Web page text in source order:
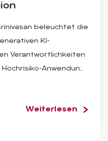
beleuchtet die
KI-
Verantwortlichkeiten
Anwendun…
Weiterlesen